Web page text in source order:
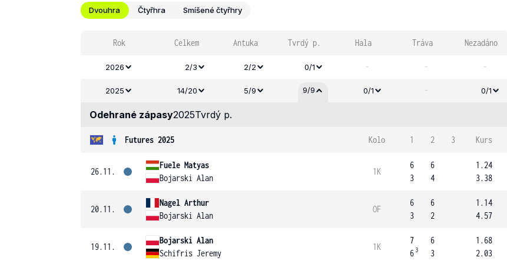
Dvouhra Čtyřhra Smíšené čtyřhry
Rok Celkem Antuka Tvrdý p. Hala Tráva Nezadáno
2026 2/3 2/2 0/1 - - -
2025 14/20 5/9 9/9 0/1 - 0/1
Odehrané zápasy2025Tvrdý p.
Futures 2025 Kolo 1 2 3 Kurs
26.11.
Fuele Matyas
Bojarski Alan
1K
6
3
6
4
1.24
3.38
20.11.
Nagel Arthur
Bojarski Alan
OF
6
3
6
2
1.14
4.57
19.11.
Bojarski Alan
Schifris Jeremy
1K
7
6 3
6
3
1.68
2.03